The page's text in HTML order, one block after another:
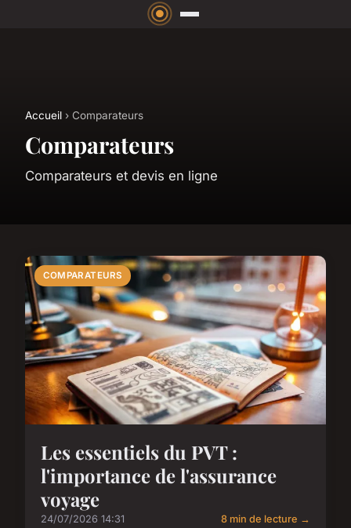
Accueil › Comparateurs
Comparateurs
Comparateurs et devis en ligne
COMPARATEURS
Les essentiels du PVT :
l'importance de l'assurance
voyage
24/07/2026 14:31 8 min de lecture →